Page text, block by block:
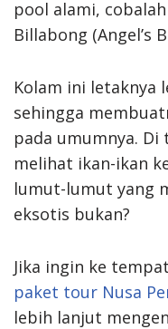
pool alami,
Billabong (Angel’s
Kolam ini letaknya
sehingga
pada umumnya.
melihat ikan-ikan
lumut-lumut yang
eksotis bukan?
Jika ingin ke
paket tour Nusa
lebih lanjut